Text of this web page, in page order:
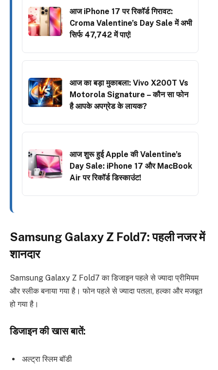
आज iPhone 17 पर रिकॉर्ड गिरावट:
Croma Valentine’s Day Sale में अभी
सिर्फ ₹47,742 में पाएं!
आज का बड़ा मुकाबला: Vivo X200T Vs
Motorola Signature – कौन सा फोन
है आपके अपग्रेड के लायक?
आज शुरू हुई Apple की Valentine’s
Day Sale: iPhone 17 और MacBook
Air पर रिकॉर्ड डिस्काउंट!
Samsung Galaxy Z Fold7: पहली नजर में
शानदार
Samsung Galaxy Z Fold7 का डिजाइन पहले से ज्यादा प्रीमियम
और स्लीक बनाया गया है। फोन पहले से ज्यादा पतला, हल्का और मजबूत
हो गया है।
डिजाइन की खास बातें:
अल्ट्रा स्लिम बॉडी